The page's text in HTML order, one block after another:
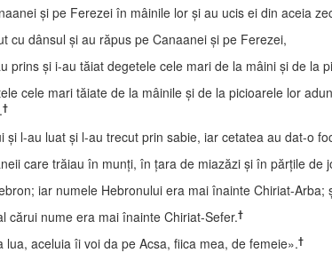
şi pe Ferezei în mâinile lor şi au ucis ei din aceia
cu dânsul şi au răpus pe Canaanei şi pe Ferezei,
prins şi i-au tăiat degetele cele mari de la mâini şi de la
cele mari tăiate de la mâinile şi de la picioarele lor
†
l-au luat şi l-au trecut prin sabie, iar cetatea au dat-o
care trăiau în munţi, în ţara de miazăzi şi în părţile de
iar numele Hebronului era mai înainte Chiriat-
cărui nume era mai înainte Chiriat-Sefer.†
aceluia îi voi da pe Acsa, fiica mea, de femeie».†